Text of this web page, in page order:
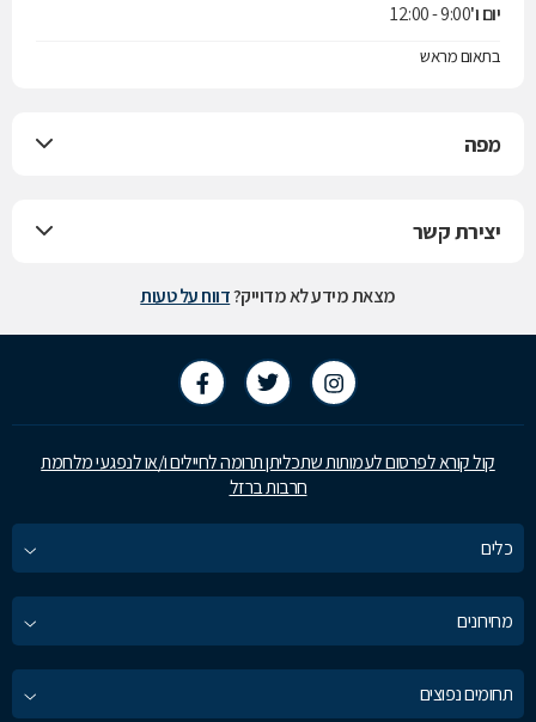
יום ו'9:00 - 12:00
בתאום מראש
מפה
יצירת קשר
מצאת מידע לא מדוייק?דווח על טעות
קול קורא לפרסום לעמותות שתכליתן תרומה לחיילים ו/או לנפגעי מלחמת
חרבות ברזל
כלים
מחירונים
תחומים נפוצים